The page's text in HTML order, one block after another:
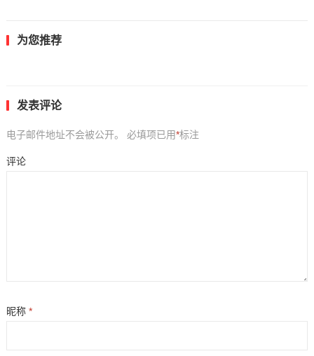
为您推荐
发表评论
电子邮件地址不会被公开。 必填项已用*标注
评论
昵称 *